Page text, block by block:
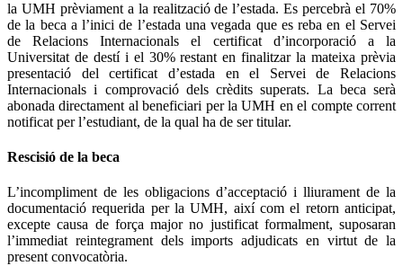
la UMH prèviament a la realització de l’estada. Es percebrà el 70%
de la beca a l’inici de l’estada una vegada que es reba en el Servei
de Relacions Internacionals el certificat d’incorporació a la
Universitat de destí i el 30% restant en finalitzar la mateixa prèvia
presentació del certificat d’estada en el Servei de Relacions
Internacionals i comprovació dels crèdits superats. La beca serà
abonada directament al beneficiari per la UMH en el compte corrent
notificat per l’estudiant, de la qual ha de ser titular.
Rescisió de la beca
L’incompliment de les obligacions d’acceptació i lliurament de la
documentació requerida per la UMH, així com el retorn anticipat,
excepte causa de força major no justificat formalment, suposaran
l’immediat reintegrament dels imports adjudicats en virtut de la
present convocatòria.